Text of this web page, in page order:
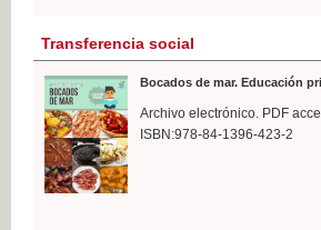
Transferencia social
Bocados de mar. Educación
Archivo electrónico. PDF
ISBN:978-84-1396-423-2